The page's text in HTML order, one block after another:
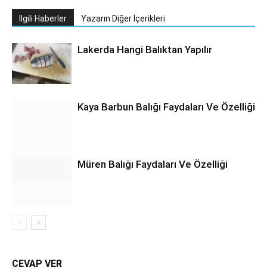
İlgili Haberler Yazarın Diğer İçerikleri
Lakerda Hangi Balıktan Yapılır
Kaya Barbun Balığı Faydaları Ve Özelliği
Müren Balığı Faydaları Ve Özelliği
CEVAP VER